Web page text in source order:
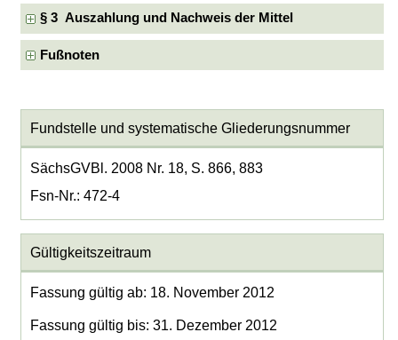
§ 3 Auszahlung und Nachweis der Mittel
Fußnoten
Fundstelle und systematische Gliederungsnummer
SächsGVBl. 2008 Nr. 18, S. 866, 883
Fsn-Nr.: 472-4
Gültigkeitszeitraum
Fassung gültig ab: 18. November 2012
Fassung gültig bis: 31. Dezember 2012